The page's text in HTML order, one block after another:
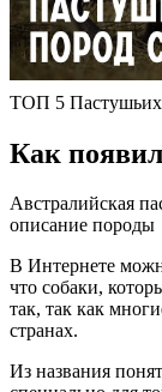
ТОП 5 Пастушьих
Как
Австралийская
описание породы
В Интернете
что собаки,
так, так как
странах.
Из названия